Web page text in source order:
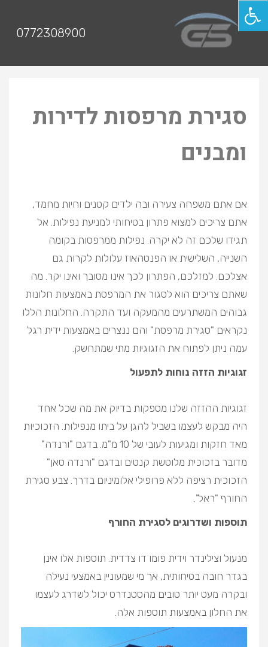
0772308900
תפריט
סגירת מרפסות לדירות
ומבנים
אם אתם משפחה צעירה ובה ילדים קטנים וחיות מחמד,
אתם צריכים למצוא פתרון בטיחותי למניעת נפילות. אל
תגידו שלכם זה לא יקרה. נפילות ממרפסות בקומה
השנייה, השלישית או הפנטהאוז עלולות לקרות גם
אצלכם. למזלכם, הפתרון לכך אינו מסובך ואינו יקר. מה
שאתם צריכים הוא לסגור את המרפסת באמצעות חלונות
גבוהים המשתרעים מהמעקה ועד התקרה. החלונות הללו
נקראים "סגירת מרפסת" והם ננצרים באמצעות ידית רגל
עמה ניתן לפתוח את הזגוגיות מתי שמתחשק.
זגוגיות הזזה נוחות לתפעול
זגוגיות ההזזה שלנו מספקות בדיוק את מה שכל אחד
היה מבקש לעצמו בשביל להגן על ביתו מנפילות. הזכוכיות
מאד חזקות ומגיעות לעובי של 10 מ"מ. בדגם "ורנדה"
מדובר בזכוכית מלוטשת קנטים ובדגם "ורנדה סאן"
הזכוכית רציפה ללא פרופילי אלומיניום בדרך. צבע סגירת
החורף "ראל".
תוספות ושדרוגים לסגירת החורף
מנעול וצילינדר וידית פומו דו צדדית. תוספות אלו אינן
בגדר חובה בטיחותית, אך מי שמעוניין באמצעי נעילה
ובקרה מעט יותר טובים מהסטנדרט יכול לשדרג לעצמו
את החלון באמצעות תוספות אלה.